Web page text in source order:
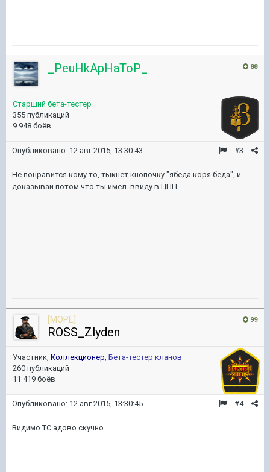
88
_PeuHkApHaToP_
Старший бета-тестер
355 публикаций
9 948 боёв
#3
Опубликовано: 12 авг 2015, 13:30:43
Не понравится кому то, тыкнет кнопочку "ябеда коря беда", и
доказывай потом что ты имел ввиду в ЦПП...
99
[MOPE]
ROSS_Zlyden
Участник, Коллекционер Бета-тестер кланов
260 публикаций
11 419 боёв
#4
Опубликовано: 12 авг 2015, 13:30:45
Видимо ТС адово скучно...